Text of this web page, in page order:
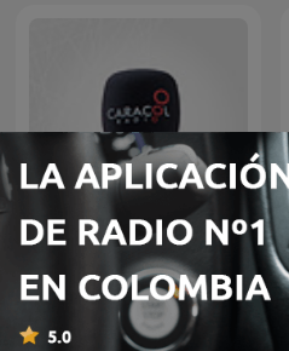
Especiales Caracol